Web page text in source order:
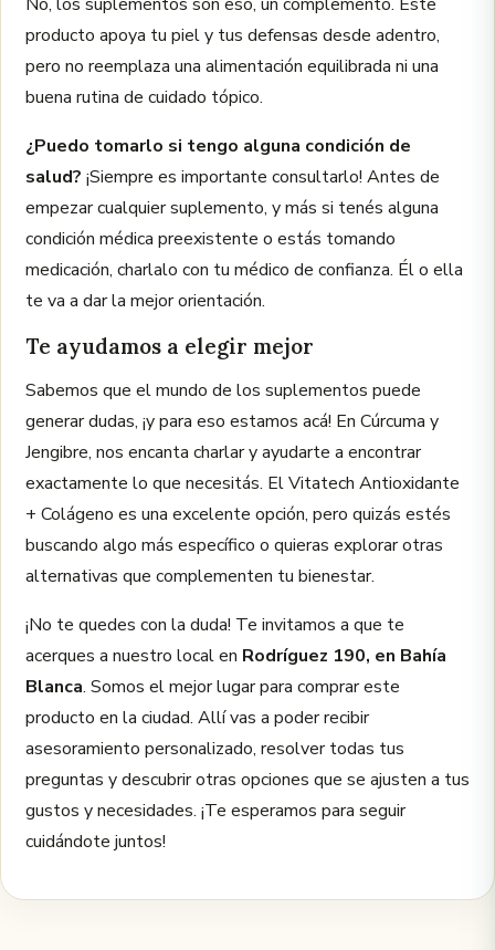
producto apoya tu piel y tus defensas desde adentro,
pero no reemplaza una alimentación equilibrada ni una
buena rutina de cuidado tópico.
¿Puedo tomarlo si tengo alguna condición de
salud? ¡Siempre es importante consultarlo! Antes de
empezar cualquier suplemento, y más si tenés alguna
condición médica preexistente o estás tomando
medicación, charlalo con tu médico de confianza. Él o ella
te va a dar la mejor orientación.
Te ayudamos a elegir mejor
Sabemos que el mundo de los suplementos puede
generar dudas, ¡y para eso estamos acá! En Cúrcuma y
Jengibre, nos encanta charlar y ayudarte a encontrar
exactamente lo que necesitás. El Vitatech Antioxidante
+ Colágeno es una excelente opción, pero quizás estés
buscando algo más específico o quieras explorar otras
alternativas que complementen tu bienestar.
¡No te quedes con la duda! Te invitamos a que te
acerques a nuestro local en Rodríguez 190, en Bahía
Blanca. Somos el mejor lugar para comprar este
producto en la ciudad. Allí vas a poder recibir
asesoramiento personalizado, resolver todas tus
preguntas y descubrir otras opciones que se ajusten a tus
gustos y necesidades. ¡Te esperamos para seguir
cuidándote juntos!